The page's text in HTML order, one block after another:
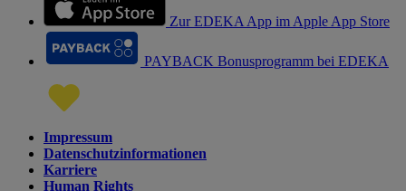
Zur EDEKA App im Apple App Store
PAYBACK Bonusprogramm bei EDEKA
Impressum
Datenschutzinformationen
Karriere
Human Rights